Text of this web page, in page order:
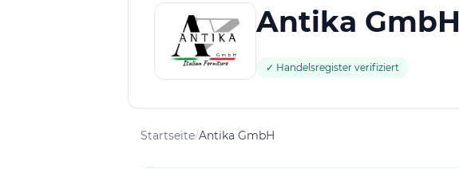
Antika GmbH
✓ Handelsregister verifiziert
Startseite/Antika GmbH